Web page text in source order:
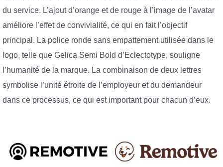
du service. L’ajout d’orange et de rouge à l’image de l’avatar
améliore l’effet de convivialité, ce qui en fait l’objectif
principal. La police ronde sans empattement utilisée dans le
logo, telle que Gelica Semi Bold d’Eclectotype, souligne
l’humanité de la marque. La combinaison de deux lettres
symbolise l’unité étroite de l’employeur et du demandeur
dans ce processus, ce qui est important pour chacun d’eux.